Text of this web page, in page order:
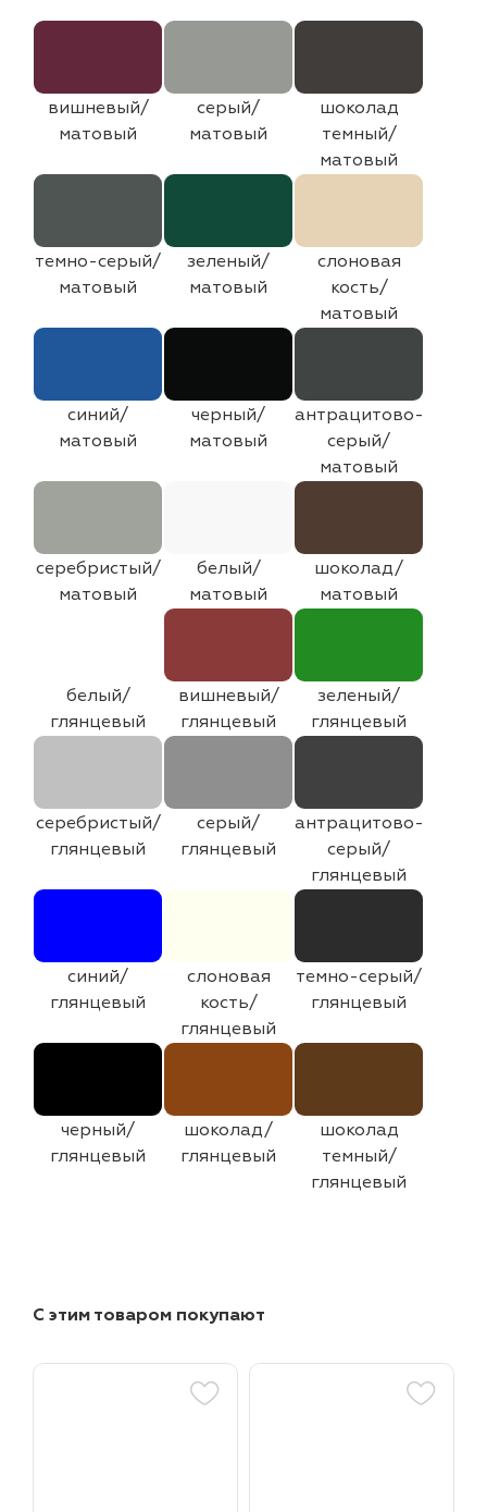
вишневый/
матовый
серый/
матовый
шоколад
темный/
матовый
темно-серый/
матовый
зеленый/
матовый
слоновая
кость/
матовый
синий/
матовый
черный/
матовый
антрацитово-
серый/
матовый
серебристый/
матовый
белый/
матовый
шоколад/
матовый
белый/
глянцевый
вишневый/
глянцевый
зеленый/
глянцевый
серебристый/
глянцевый
серый/
глянцевый
антрацитово-
серый/
глянцевый
синий/
глянцевый
слоновая
кость/
глянцевый
темно-серый/
глянцевый
черный/
глянцевый
шоколад/
глянцевый
шоколад
темный/
глянцевый
С этим товаром покупают